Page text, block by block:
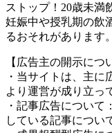
ストップ！20歳未満
妊娠中や授乳期の飲
るおそれがあります。
【広告主の開示につ
・当サイトは、主に
より運営が成り立っ
・記事広告につい
している記事につい